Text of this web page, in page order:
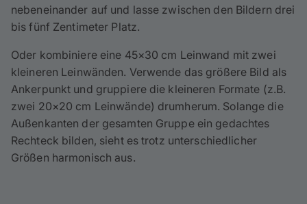
nebeneinander auf und lasse zwischen den Bildern drei
bis fünf Zentimeter Platz.
Oder kombiniere eine 45×30 cm Leinwand mit zwei
kleineren Leinwänden. Verwende das größere Bild als
Ankerpunkt und gruppiere die kleineren Formate (z.B.
zwei 20×20 cm Leinwände) drumherum. Solange die
Außenkanten der gesamten Gruppe ein gedachtes
Rechteck bilden, sieht es trotz unterschiedlicher
Größen harmonisch aus.